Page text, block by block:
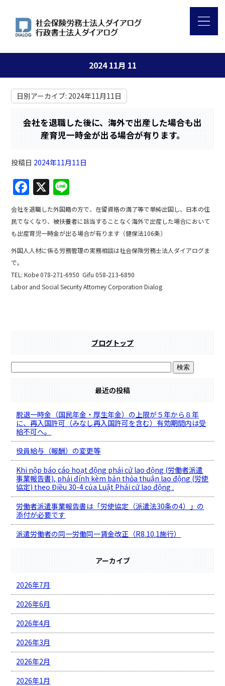
2024 11月 11
日別アーカイブ: 2024年11月11日
会社を退職した後に、海外で出産した場合も出
産育児一時金が出る場合が有ります。
投稿日 2024年11月11日
F
a
c
e
b
o
o
X
n
e
会社を退職した外国籍の方で、在留資格の満了等で単純出国し、日本の住
民でなくなり、被扶養者に該当することなく海外で出産した場合において
も出産育児一時金が出る場合が有ります（健保法106条）
外国人人材に係る労務管理の実務相談は社会保険労務士法人ダイアログま
で。
TEL: Kobe 078-271-6950 Gifu 058-213-6890
Labor and Social Security Attorney Corporation Dialog
ブログトップ
最近の投稿
脱退一時金（国民年金・厚生年金）の上限が５年から８年
に、再入国許可（みなし再入国許可を含む）有効期間内は受
給不可へ。
役員給与（報酬）の変更等
Khi nộp báo cáo hoạt động phái cử lao động (労働者派遣
事業報告書), phải đính kèm bản thỏa thuận lao động (労使
協定) theo Điều 30-4 của Luật Phái cử lao động .
労働者派遣事業報告書は「労使協定（派遣法30条の4）」の
添付が必要です
派遣労働者の同一労働同一賃金改正（R8.10.1施行）
アーカイブ
2026年7月
2026年6月
2026年4月
2026年3月
2026年2月
2026年1月